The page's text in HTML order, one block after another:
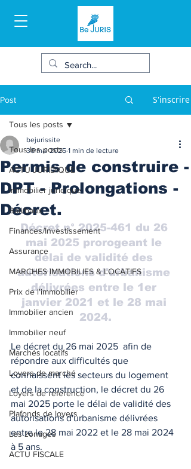
Post S'inscrire
Tous les posts
ACTU JURIDIQUE
Immobilier juridique
Bail/baux
Finances/Investissement
Assurance
MARCHES IMMOBILIES & LOCATIFS
Prix de l'immobilier
Immobilier ancien
Immobilier neuf
Marchés locatifs
Loyers de marché
Loyers de référence
Plafonds de loyers
Les zonages
ACTU FISCALE
Tous les posts
Permis de construire -
DPT - Prolongations -
Décret.
bejurissite
30 mai 2025 1 min de lecture
Décret n° 2025-461 du 26
mai 2025 prorogeant le
délai de validité des
autorisations d'urbanisme
délivrées entre le 1er
janvier 2021 et le 28 mai
2024.
Le décret du 26 mai 2025  afin de
répondre aux difficultés que
connaissent les secteurs du logement
et de la construction, le décret du 26
mai 2025 porte le délai de validité des
autorisations d'urbanisme délivrées
entre le 28 mai 2022 et le 28 mai 2024
à 5 ans.